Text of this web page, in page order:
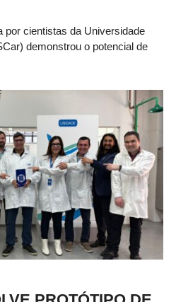
por cientistas da Universidade
demonstrou o potencial de